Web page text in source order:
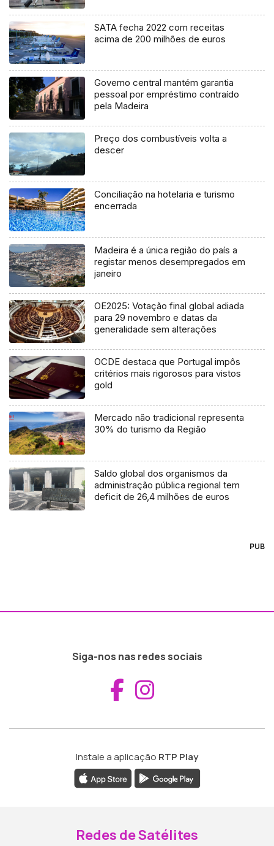
SATA fecha 2022 com receitas
acima de 200 milhões de euros
Governo central mantém garantia
pessoal por empréstimo contraído
pela Madeira
Preço dos combustíveis volta a
descer
Conciliação na hotelaria e turismo
encerrada
Madeira é a única região do país a
registar menos desempregados em
janeiro
OE2025: Votação final global adiada
para 29 novembro e datas da
generalidade sem alterações
OCDE destaca que Portugal impôs
critérios mais rigorosos para vistos
gold
Mercado não tradicional representa
30% do turismo da Região
Saldo global dos organismos da
administração pública regional tem
deficit de 26,4 milhões de euros
PUB
Siga-nos nas redes sociais
Aceder ao
Instale a aplicação RTP Play
Redes de Satélites